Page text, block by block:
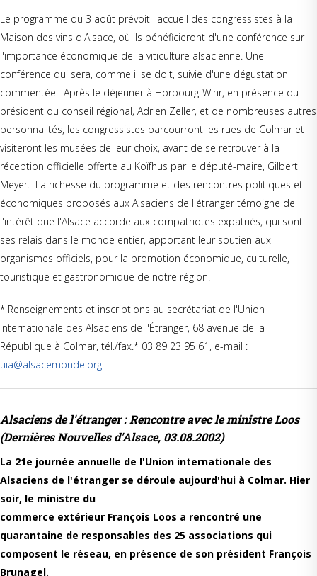
Le programme du 3 août prévoit l'accueil des congressistes à la
Maison des vins d'Alsace, où ils bénéficieront d'une conférence sur
l'importance économique de la viticulture alsacienne. Une
conférence qui sera, comme il se doit, suivie d'une dégustation
commentée. Après le déjeuner à Horbourg-Wihr, en présence du
président du conseil régional, Adrien Zeller, et de nombreuses autres
personnalités, les congressistes parcourront les rues de Colmar et
visiteront les musées de leur choix, avant de se retrouver à la
réception officielle offerte au Koïfhus par le député-maire, Gilbert
Meyer. La richesse du programme et des rencontres politiques et
économiques proposés aux Alsaciens de l'étranger témoigne de
l'intérêt que l'Alsace accorde aux compatriotes expatriés, qui sont
ses relais dans le monde entier, apportant leur soutien aux
organismes officiels, pour la promotion économique, culturelle,
touristique et gastronomique de notre région.
* Renseignements et inscriptions au secrétariat de l'Union
internationale des Alsaciens de l'Étranger, 68 avenue de la
République à Colmar, tél./fax.* 03 89 23 95 61, e-mail :
uia@alsacemonde.org
Alsaciens de l'étranger : Rencontre avec le ministre Loos
(Dernières Nouvelles d'Alsace, 03.08.2002)
La 21e journée annuelle de l'Union internationale des
Alsaciens de l'étranger se déroule aujourd'hui à Colmar. Hier
soir, le ministre du
commerce extérieur François Loos a rencontré une
quarantaine de responsables des 25 associations qui
composent le réseau, en présence de son président François
Brunagel.